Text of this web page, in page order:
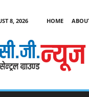
8, 2026 HOME